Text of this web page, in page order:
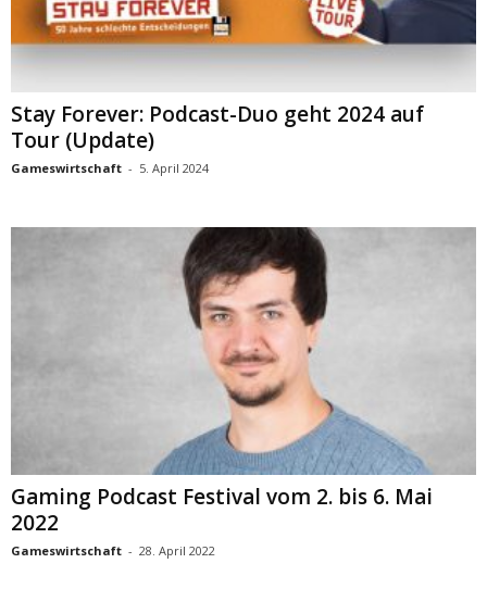
Stay Forever: Podcast-Duo geht 2024 auf
Tour (Update)
Gameswirtschaft - 5. April 2024
Gaming Podcast Festival vom 2. bis 6. Mai
2022
Gameswirtschaft - 28. April 2022